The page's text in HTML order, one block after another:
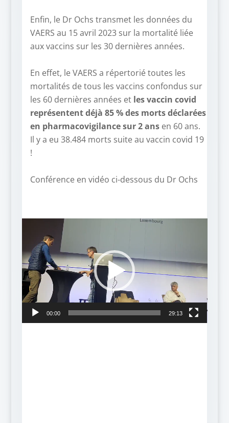
Enfin, le Dr Ochs transmet les données du
VAERS au 15 avril 2023 sur la mortalité liée
aux vaccins sur les 30 dernières années.
En effet, le VAERS a répertorié toutes les
mortalités de tous les vaccins confondus sur
les 60 dernières années etles vaccin covid
représentent déjà 85 % des morts déclarées
en pharmacovigilance sur 2 ansen 60 ans.
Il y a eu 38.484 morts suite au vaccin covid 19
!
Conférence en vidéo ci-dessous du Dr Ochs
00:00 29:13